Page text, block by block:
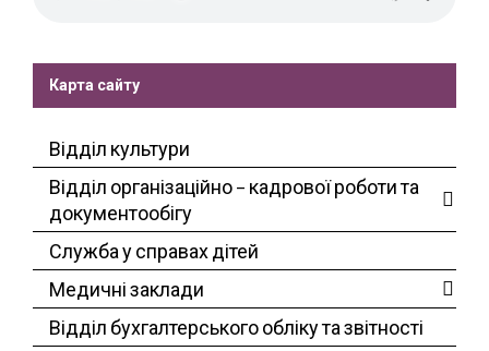
Карта сайту
Відділ культури
Відділ організаційно – кадрової роботи та
документообігу
Служба у справах дітей
Медичні заклади
Відділ бухгалтерського обліку та звітності